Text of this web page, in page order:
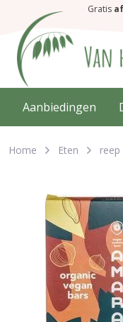
Gratis
Aanbiedingen
Home Eten reep